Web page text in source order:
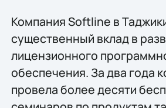
Компания Softline в
существенный вклад в
лицензионного
обеспечения. За два года
провела более десяти